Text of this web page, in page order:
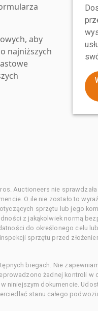
aby
najniższych
Auctioneers nie
O ile nie zostało to
sprzętu lub jego
z jakąkolwiek normą
do określonego celu
sprzętu przed
biegach. Nie
żadnej kontroli w
niniejszym dokumencie.
stanu całego